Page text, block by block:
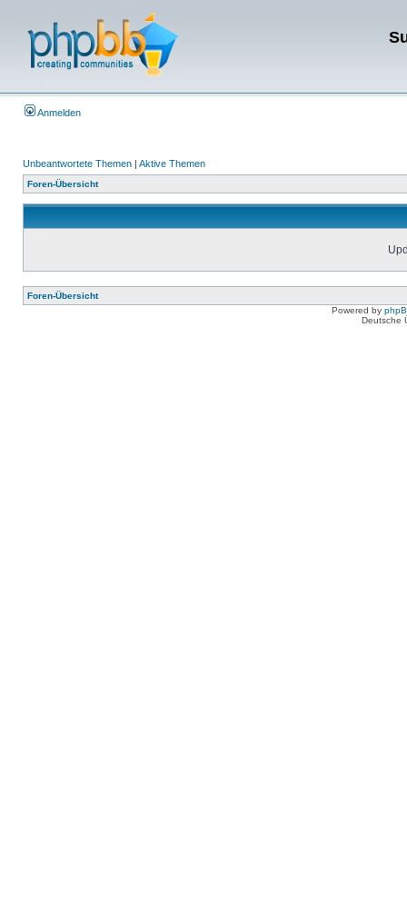
Anmelden
Unbeantwortete Themen | Aktive Themen
Foren-Übersicht
Foren-Übersicht
Powered by
Deutsche